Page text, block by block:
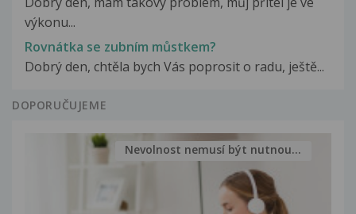
výkonu...
Rovnátka se zubním můstkem?
Dobrý den, chtěla bych Vás poprosit o radu, ještě...
DOPORUČUJEME
Nevolnost nemusí být nutnou...